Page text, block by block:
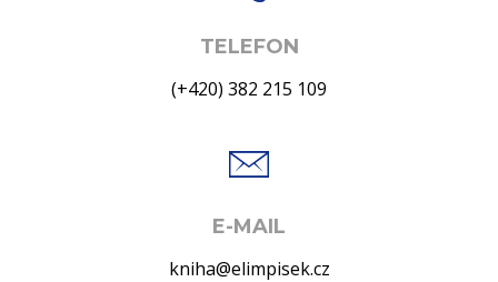
TELEFON
(+420) 382 215 109
E-MAIL
kniha@elimpisek.cz